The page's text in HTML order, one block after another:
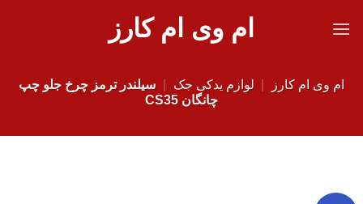
ام وی ام کارز
ام وی ام کارز لوازم یدکی جک
سیلندر ترمز چرخ جلو چپ
چانگان CS35